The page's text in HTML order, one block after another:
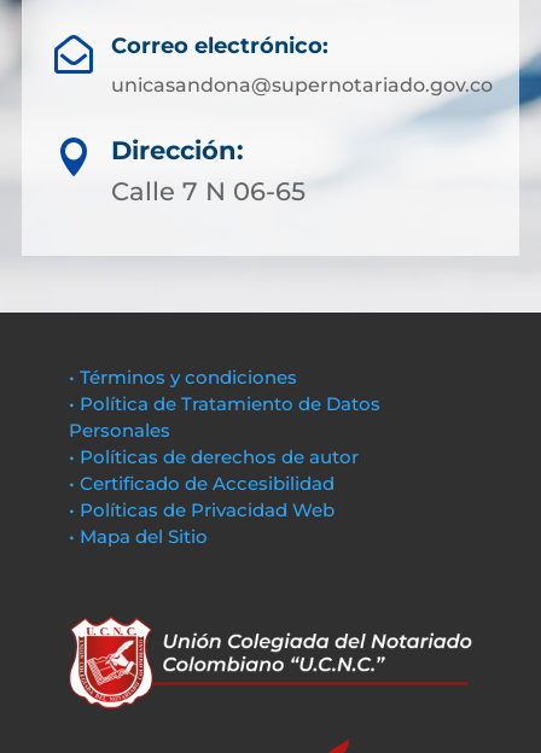
 Correo electrónico:
unicasandona@supernotariado.gov.co

Dirección:
Calle 7 N 06-65
• Términos y condiciones
• Política de Tratamiento de Datos
Personales
• Políticas de derechos de autor
• Certificado de Accesibilidad
• Políticas de Privacidad Web
• Mapa del Sitio